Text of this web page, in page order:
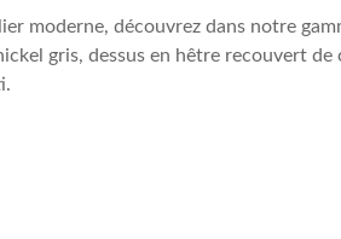
moderne, découvrez dans notre
gris, dessus en hêtre recouvert de